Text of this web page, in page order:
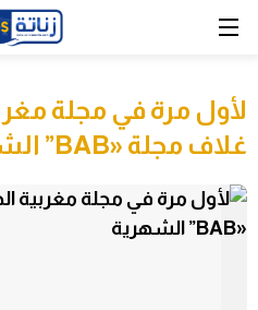
لأول مرة في مجلة
غلاف مجلة «BAB” الشهرية